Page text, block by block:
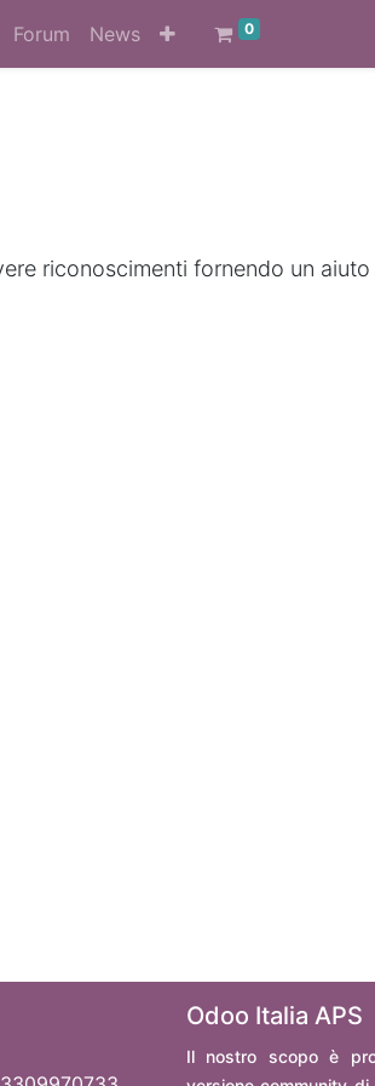
Forum News 0
riconoscimenti fornendo un aiuto
Odoo Italia APS
Il nostro scopo è